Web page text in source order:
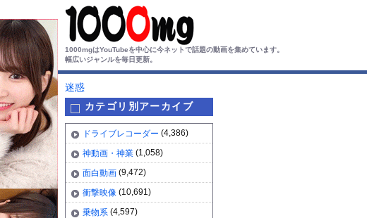
1000mgはYouTubeを中心に今ネットで話題の動画を集めています。
幅広いジャンルを毎日更新。
迷惑
カテゴリ別アーカイブ
ドライブレコーダー (4,386)
神動画・神業 (1,058)
面白動画 (9,472)
衝撃映像 (10,691)
乗物系 (4,597)